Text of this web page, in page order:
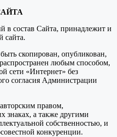
в состав Сайта, принадлежит и
сайта.
скопирован, опубликован,
любым способом,
сети «Интернет» без
согласия Администрации
правом,
знаках, а также другими
собственностью, и
конкуренции.